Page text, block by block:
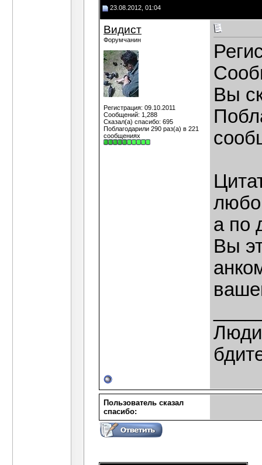
23.08.2012, 01:04
Видист
Форумчанин
Регистрация: 09.10.2011
Сообщений: 1,288
Сказал(а) спасибо: 695
Поблагодарили 290 раз(а) в 221
сообщениях
Вы
а по
Вы
Пользователь сказал
cпасибо: